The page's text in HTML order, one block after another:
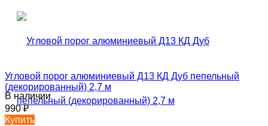
Угловой порог алюминиевый Д13 КД Дуб пепельный
(декорированный) 2,7 м
В наличии
990₽
Купить